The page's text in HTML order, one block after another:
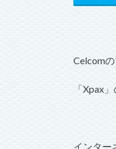
Celcom
「Xpax
インター